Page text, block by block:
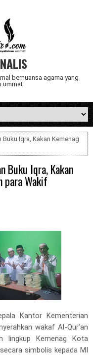
bernuansa agama yang
ummat
Buku Iqra, Kakan Kemenag
Buku Iqra, Kakan
para Wakif
Kantor Kementerian
wakaf Al-Qur’an
lingkup Kemenag Kota
simbolis kepada MI